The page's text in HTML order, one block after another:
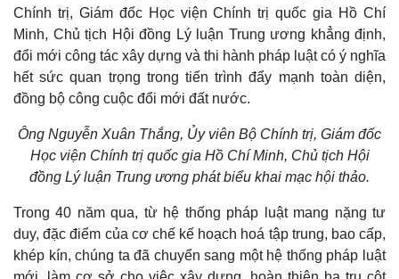
Thế giới
Quan sát
Cuộc sống đó đây
Hồ sơ
Multimedia
Video
Ảnh
E-Magazine
Infographic
Chính trị, Giám đốc Học viện Chính trị quốc gia Hồ Chí
Minh, Chủ tịch Hội đồng Lý luận Trung ương khẳng định,
đổi mới công tác xây dựng và thi hành pháp luật có ý nghĩa
hết sức quan trọng trong tiến trình đẩy mạnh toàn diện,
đồng bộ công cuộc đổi mới đất nước.
Ông Nguyễn Xuân Thắng, Ủy viên Bộ Chính trị, Giám đốc
Học viện Chính trị quốc gia Hồ Chí Minh, Chủ tịch Hội
đồng Lý luận Trung ương phát biểu khai mạc hội thảo.
Trong 40 năm qua, từ hệ thống pháp luật mang nặng tư
duy, đặc điểm của cơ chế kế hoạch hoá tập trung, bao cấp,
khép kín, chúng ta đã chuyển sang một hệ thống pháp luật